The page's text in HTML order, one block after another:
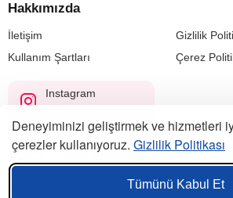
Hakkımızda
İletişim
Gizlilik
Kullanım Şartları
Çerez
Instagram
@biletyplus_turkiye
© 2023 — 2026, Biletyplus, Innovative Travel
Tüm hakları saklıdır.
kullanıcı sözleşmesi,
Deneyiminizi geliştirmek ve hizmetleri
çerezler kullanıyoruz. Gizlilik Politikası
Tümünü Kabul Et